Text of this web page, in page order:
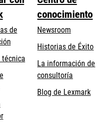
de
se
abre
conocimiento
Newsroom
Historias de Éxito
La información de
consultoría
Blog de Lexmark